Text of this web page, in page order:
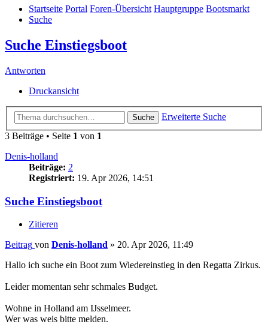
Startseite Portal Foren-Übersicht Hauptgruppe Bootsmarkt
Suche
Suche Einstiegsboot
Antworten
Druckansicht
Suche
Erweiterte Suche
3 Beiträge • Seite 1 von 1
Denis-holland
Beiträge: 2
Registriert: 19. Apr 2026, 14:51
Suche Einstiegsboot
Zitieren
Beitrag von Denis-holland » 20. Apr 2026, 11:49
Hallo ich suche ein Boot zum Wiedereinstieg in den Regatta Zirkus.
Leider momentan sehr schmales Budget.
Wohne in Holland am IJsselmeer.
Wer was weis bitte melden.